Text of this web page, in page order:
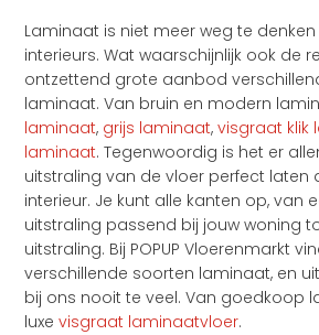
Laminaat is niet meer weg te
interieurs. Wat waarschijnlijk ook de
ontzettend grote aanbod
laminaat. Van bruin en modern
laminaat, grijs laminaat,visgraat klik
laminaat. Tegenwoordig is het er
uitstraling van de vloer perfect laten
interieur. Je kunt alle kanten op, van
uitstraling passend bij jouw woning
uitstraling. Bij POPUP Vloerenmarkt
verschillende soorten laminaat, en
bij ons nooit te veel. Van goedkoop
luxevisgraat laminaatvloer.